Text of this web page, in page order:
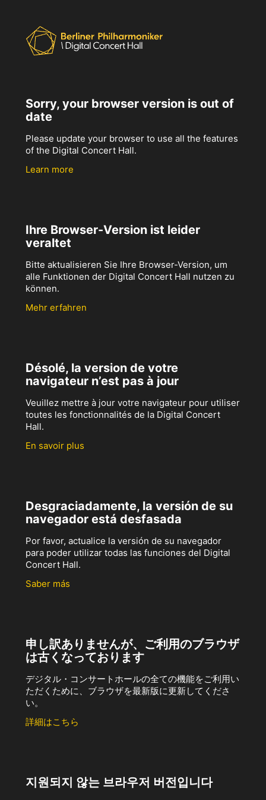
Sorry, your browser version is out of
date
Please update your browser to use all the features
of the Digital Concert Hall.
Learn more
Ihre Browser-Version ist leider
veraltet
Bitte aktualisieren Sie Ihre Browser-Version, um
alle Funktionen der Digital Concert Hall nutzen zu
können.
Mehr erfahren
Désolé, la version de votre
navigateur n’est pas à jour
Veuillez mettre à jour votre navigateur pour utiliser
toutes les fonctionnalités de la Digital Concert
Hall.
En savoir plus
Desgraciadamente, la versión de su
navegador está desfasada
Por favor, actualice la versión de su navegador
para poder utilizar todas las funciones del Digital
Concert Hall.
Saber más
申し訳ありませんが、ご利用のブラウザ
は古くなっております
デジタル・コンサートホールの全ての機能をご利用い
ただくために、ブラウザを最新版に更新してくださ
い。
詳細はこちら
지원되지 않는 브라우저 버전입니다